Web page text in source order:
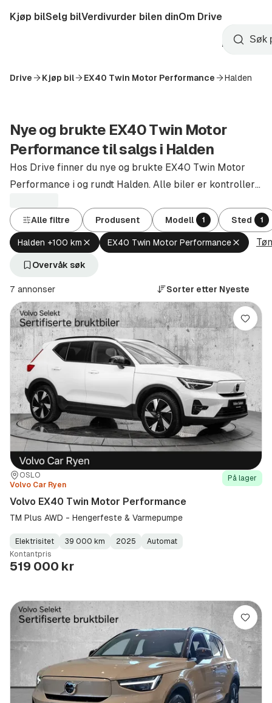
til
Startside
Kjøp bilSelg bilVerdivurder bilen dinOm Drive
Opprett
konto
Søk
Drive Kjøp bil EX40 Twin Motor Performance Halden
Nye og brukte EX40 Twin Motor
Performance til salgs i Halden
Hos Drive finner du nye og brukte EX40 Twin Motor
Performance i og rundt Halden. Alle biler er kontrollert
Alle filtre Produsent Modell 1 Sted 1
Halden +100 km Fjern
aktivt
(Sted)
EX40 Twin Motor Performance Fjern
aktivt
Twin
(Modell)
Overvåk søk
7 annonser Sorter etter Nyeste
Sted:
OSLO
Forhandler:
Volvo Car Ryen
På lager
Volvo EX40 Twin Motor Performance
TM Plus AWD - Hengerfeste & Varmepumpe
Fuel
Type:
Elektrisitet
Kilometerstand:
39 000 km
Model
Year:
2025
Gearbox
Type:
Automat
Kontantpris
519 000 kr
Lagre
Lagre